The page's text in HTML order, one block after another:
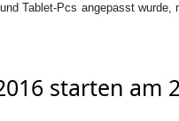
Tablet-Pcs angepasst
starten am